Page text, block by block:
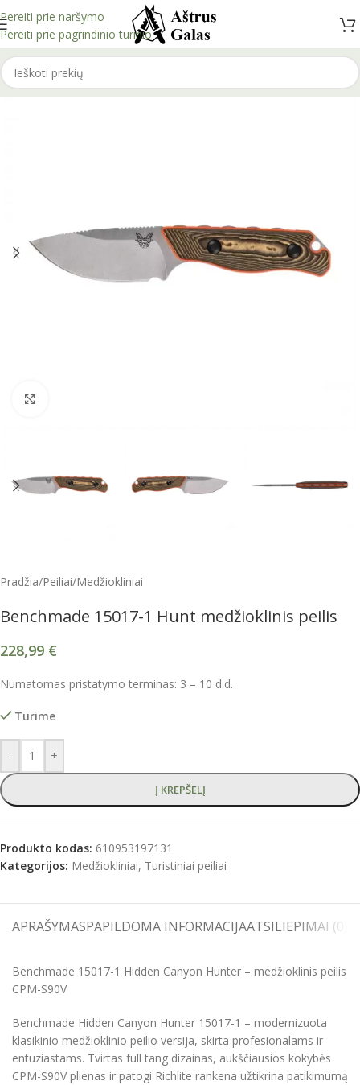
Pereiti prie naršymo
Pereiti prie pagrindinio turinio
Pradžia/Peiliai/Medžiokliniai
Benchmade 15017-1 Hunt medžioklinis peilis
228,99 €
Numatomas pristatymo terminas: 3 – 10 d.d.
Turime
- +
Į KREPŠELĮ
Produkto kodas: 610953197131
Kategorijos: Medžiokliniai, Turistiniai peiliai
APRAŠYMASPAPILDOMA INFORMACIJAATSILIEPIMAI (0)
Benchmade 15017-1 Hidden Canyon Hunter – medžioklinis peilis
CPM-S90V
Benchmade Hidden Canyon Hunter 15017-1 – modernizuota
klasikinio medžioklinio peilio versija, skirta profesionalams ir
entuziastams. Tvirtas full tang dizainas, aukščiausios kokybės
CPM-S90V plienas ir patogi Richlite rankena užtikrina patikimumą